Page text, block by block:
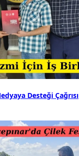
Desteği Çağrısı